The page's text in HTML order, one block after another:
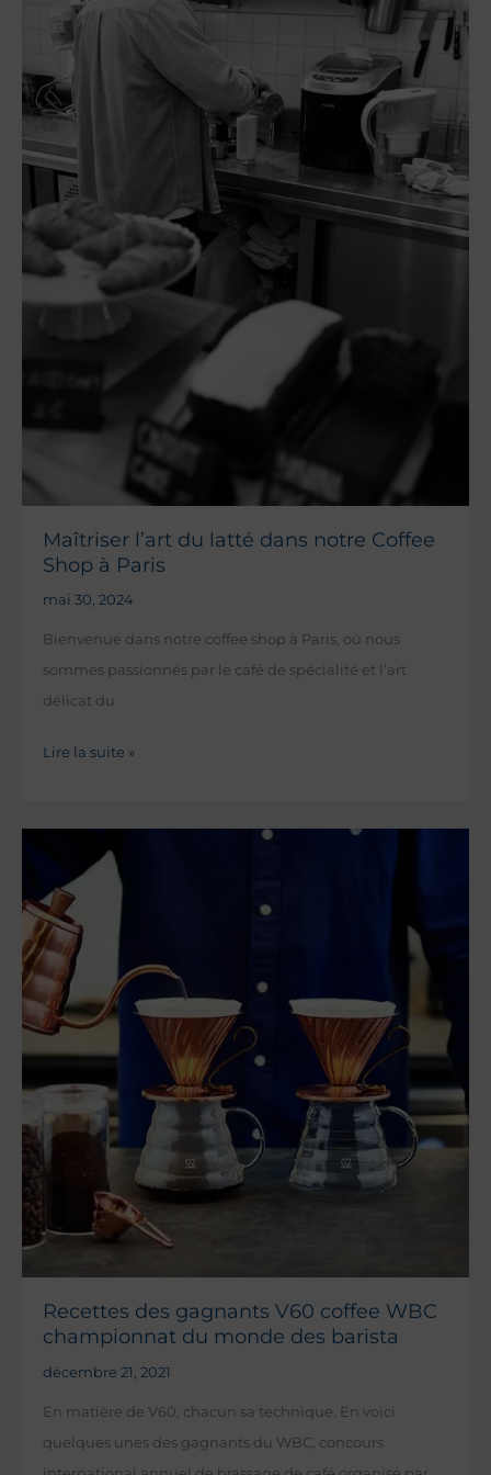
Maîtriser l’art du latté dans notre Coffee
Shop à Paris
mai 30, 2024
Bienvenue dans notre coffee shop à Paris, où nous
sommes passionnés par le café de spécialité et l’art
délicat du
Maîtriser
dans
notre
Coffee
Shop
Paris
Lire la suite »
Recettes des gagnants V60 coffee WBC
championnat du monde des barista
décembre 21, 2021
En matière de V60, chacun sa technique. En voici
quelques unes des gagnants du WBC, concours